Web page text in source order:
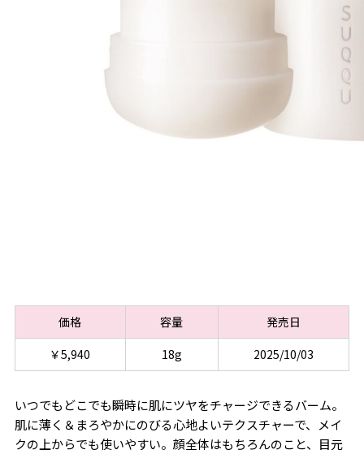
価格 容量
発売日
￥5,940
18g 2025/10/03
いつでもどこでも瞬時に肌にツヤをチャージできるバーム。
肌に薄く＆まろやかにのびる心地よいテクスチャーで、メイ
クの上からでも使いやすい。顔全体はもちろんのこと、目元